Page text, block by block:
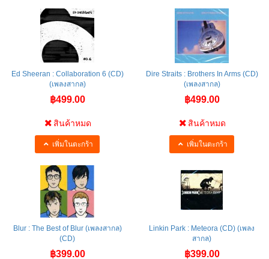
Ed Sheeran : Collaboration 6 (CD)
(เพลงสากล)
฿499.00
สินค้าหมด
เพิ่มในตะกร้า
Dire Straits ‎: Brothers In Arms (CD)
(เพลงสากล)
฿499.00
สินค้าหมด
เพิ่มในตะกร้า
Blur : The Best of Blur (เพลงสากล)
(CD)
฿399.00
Linkin Park : Meteora (CD) (เพลง
สากล)
฿399.00